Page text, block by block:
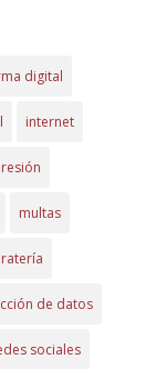
digital
internet
multas
de datos
sociales